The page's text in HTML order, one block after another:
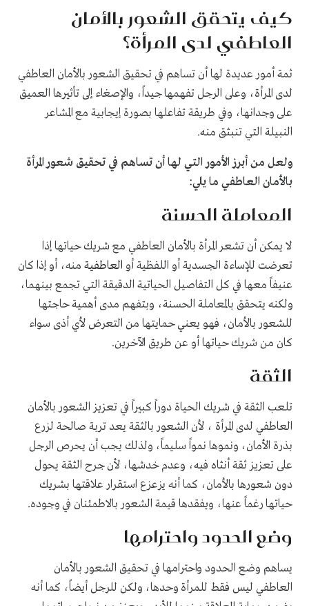
كيف يتحقق الشعور بالأمان
العاطفي لدى المرأة؟
ثمة أمور عديدة لها أن تساهم في تحقيق الشعور بالأمان العاطفي
لدى المرأة، وعلى الرجل تفهمها جيداً، والإصغاء إلى تأثيرها العميق
على وجدانها، وفي طريقة تفاعلها بصورة إيجابية مع المشاعر
النبيلة التي تنبثق منه.
ولعل من أبرز الأمور التي لها أن تساهم في تحقيق شعور المرأة
بالأمان العاطفي ما يلي:
المعاملة الحسنة
لا يمكن أن تشعر المرأة بالأمان العاطفي مع شريك حياتها إذا
تعرضت للإساءة الجسدية أو اللفظية أو العاطفية منه، أو إذا كان
عنيفاً معها في كل التفاصيل الحياتية الدقيقة التي تجمع بينهما،
ولكنه يتحقق بالمعاملة الحسنة، وبتفهم مدى أهمية حاجتها
للشعور بالأمان، فهو يعني حمايتها من التعرض لأي أذى سواء
كان من شريك حياتها أو عن طريق الآخرين.
الثقة
تلعب الثقة في شريك الحياة دوراً كبيراً في تعزيز الشعور بالأمان
العاطفي لدى المرأة ، لأن الشعور بالثقة يعد تربة صالحة لزرع
بذرة الأمان، ونموها نمواً سليماً، ولذلك يجب أن يحرص الرجل
على تعزيز ثقة أنثاه فيه، وعدم خدشها، لأن جرح الثقة يحول
دون شعورها بالأمان، كما أنه يزعزع استقرار علاقتها بشريك
حياتها رغماً عنها، ويفقدها قيمة الشعور بالاطمئنان في وجوده.
وضع الحدود واحترامها
يساهم وضع الحدود واحترامها في تحقيق الشعور بالأمان
العاطفي ليس فقط للمرأة وحدها، ولكن للرجل أيضاً، كما أنه